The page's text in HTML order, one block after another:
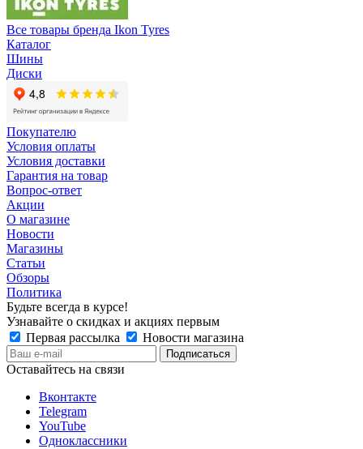
Все товары бренда Ikon Tyres
Каталог
Шины
Диски
Покупателю
Условия оплаты
Условия доставки
Гарантия на товар
Вопрос-ответ
Акции
О магазине
Новости
Магазины
Статьи
Обзоры
Политика
Будьте всегда в курсе!
Узнавайте о скидках и акциях первым
Первая рассылка
Новости магазина
Оставайтесь на связи
Вконтакте
Telegram
YouTube
Одноклассники